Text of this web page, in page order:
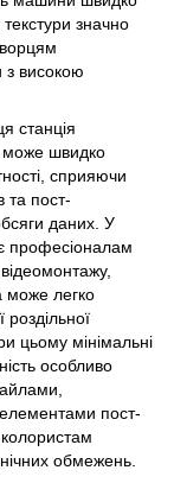
значно
високою
станція
може швидко
сприяючи
та пост-
даних. У
професіоналам
може легко
цьому мінімальні
особливо
пост-
обмежень.